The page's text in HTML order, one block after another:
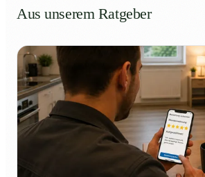
Aus unserem Ratgeber